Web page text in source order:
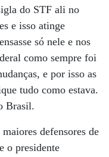
do STF ali no
e isso atinge
só nele e nos
como sempre foi
e por isso as
tudo como estava.
Brasil.
defensores de
o presidente